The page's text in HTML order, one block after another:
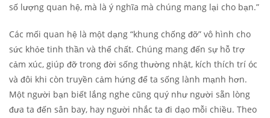
số lượng quan hệ, mà là ý nghĩa mà chúng mang lại cho bạn.”
Các mối quan hệ là một dạng “khung chống đỡ” vô hình cho
sức khỏe tinh thần và thể chất. Chúng mang đến sự hỗ trợ
cảm xúc, giúp đỡ trong đời sống thường nhật, kích thích trí óc
và đôi khi còn truyền cảm hứng để ta sống lành mạnh hơn.
Một người bạn biết lắng nghe cũng quý như người sẵn lòng
đưa ta đến sân bay, hay người nhắc ta đi dạo mỗi chiều. Theo